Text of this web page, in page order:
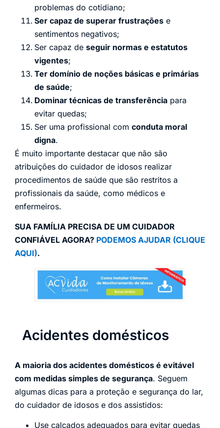
problemas do cotidiano;
Ser capaz de superar frustrações e
sentimentos negativos;
Ser capaz de seguir normas e estatutos
vigentes;
Ter domínio de noções básicas e primárias
de saúde;
Dominar técnicas de transferência para
evitar quedas;
Ser uma profissional com conduta moral
digna.
É muito importante destacar que não são
atribuições do cuidador de idosos realizar
procedimentos de saúde que são restritos a
profissionais da saúde, como médicos e
enfermeiros.
SUA FAMÍLIA PRECISA DE UM CUIDADOR
CONFIÁVEL AGORA? PODEMOS AJUDAR (CLIQUE
AQUI).
Acidentes domésticos
A maioria dos acidentes domésticos é evitável
com medidas simples de segurança. Seguem
algumas dicas para a proteção e segurança do lar,
do cuidador de idosos e dos assistidos:
Use calçados adequados para evitar quedas